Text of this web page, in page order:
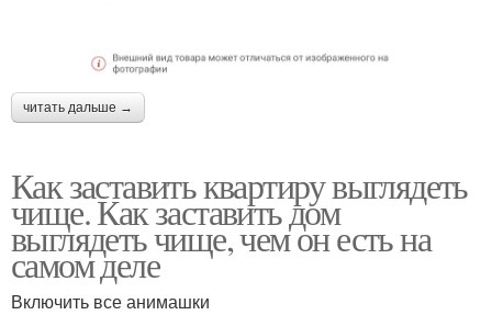
читать дальше →
Как заставить квартиру выглядеть
чище. Как заставить дом
выглядеть чище, чем он есть на
самом деле
Включить все анимашки